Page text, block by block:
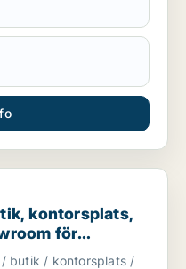
undervisning eller
kontorsplats,
för
eller Tomelilla
butik / kontorsplats /